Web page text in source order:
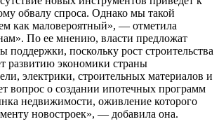
обвалу спроса. Однако мы такой
как маловероятный», — отметила
По ее мнению, власти предложат
поддержки, поскольку рост строительства
развитию экономики страны
электрики, строительных материалов и
вопрос о создании ипотечных программ
недвижимости, оживление которого
новостроек», — добавила она.